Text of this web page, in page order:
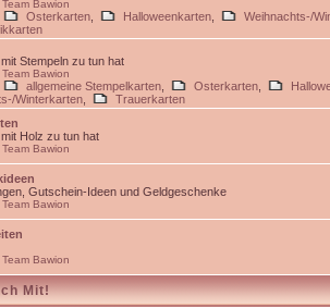
Team Bawion
Osterkarten Halloweenkarten
Weihnachts-/
Stempeln zu tun hat
Team Bawion
allgemeine Stempelkarten Osterkarten
Winterkarten
Trauerkarten
Holz zu tun hat
Team Bawion
Gutschein-Ideen und Geldgeschenke
Team Bawion
Team Bawion
Mit!